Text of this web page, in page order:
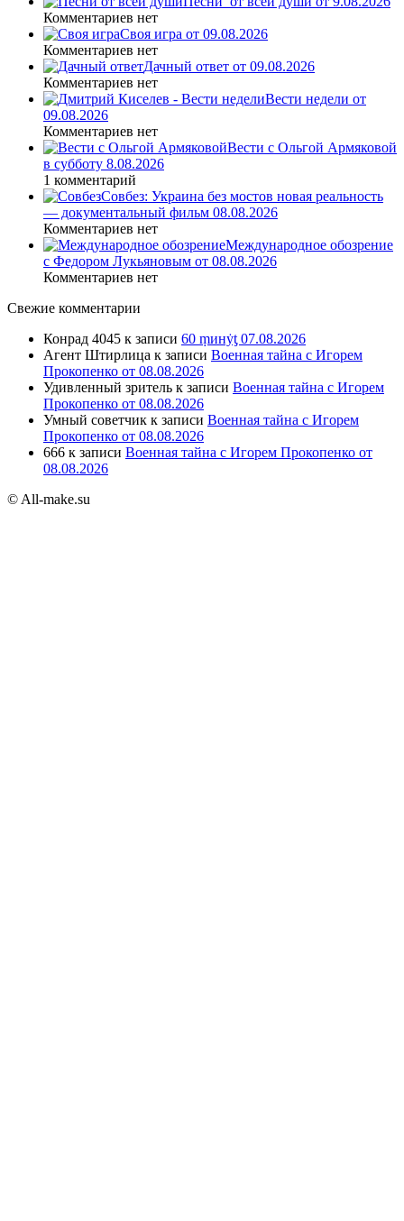
Комментариев нет
Своя игра от 09.08.2026
Комментариев нет
Дачный ответ от 09.08.2026
Комментариев нет
Вести недели от
09.08.2026
Комментариев нет
Вести с Ольгой Армяковой
в субботу 8.08.2026
1 комментарий
Совбез: Украина без мостов новая реальность
— документальный фильм 08.08.2026
Комментариев нет
Международное обозрение
с Федором Лукьяновым от 08.08.2026
Комментариев нет
Свежие комментарии
Конрад 4045 к записи 60 ṃинẏƫ 07.08.2026
Агент Штирлица к записи Военная тайна с Игорем
Прокопенко от 08.08.2026
Удивленный зритель к записи Военная тайна с Игорем
Прокопенко от 08.08.2026
Умный советчик к записи Военная тайна с Игорем
Прокопенко от 08.08.2026
666 к записи Военная тайна с Игорем Прокопенко от
08.08.2026
© All-make.su